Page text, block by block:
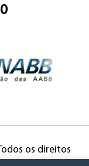
os direitos